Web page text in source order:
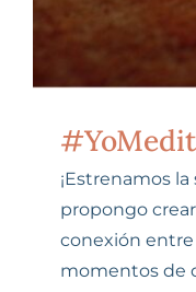
SESIONES ONLINE
¡Estrenamos la
propongo
conexión entre
momentos de